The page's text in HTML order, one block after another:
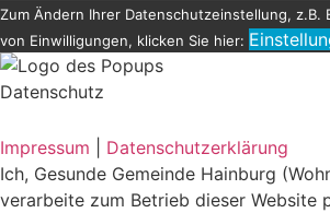
Zum Ändern Ihrer Datenschutzeinstellung, z.B.
von Einwilligungen, klicken Sie hier:
Datenschutz
Impressum
Datenschutzerklärung
Ich, Gesunde Gemeinde Hainburg
verarbeite zum Betrieb dieser Website